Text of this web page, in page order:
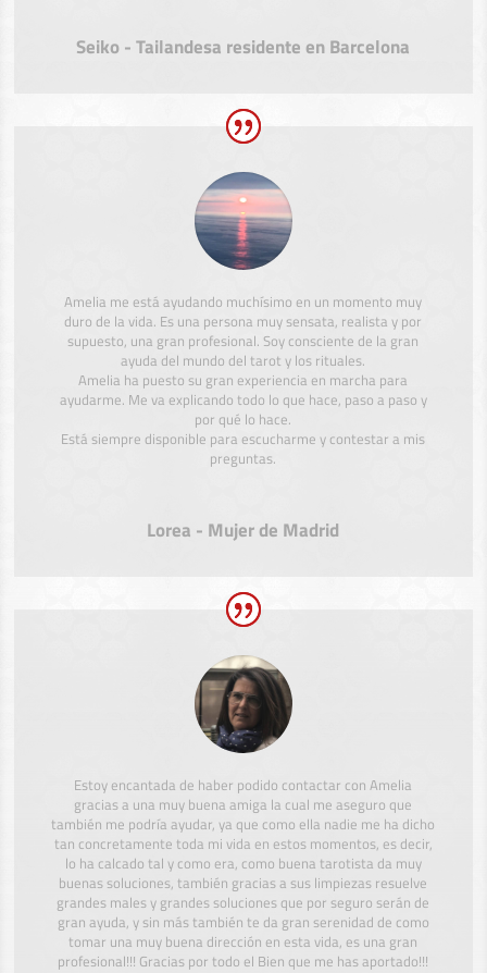
Seiko - Tailandesa residente en Barcelona
Amelia me está ayudando muchísimo en un momento muy
duro de la vida. Es una persona muy sensata, realista y por
supuesto, una gran profesional. Soy consciente de la gran
ayuda del mundo del tarot y los rituales.
Amelia ha puesto su gran experiencia en marcha para
ayudarme. Me va explicando todo lo que hace, paso a paso y
por qué lo hace.
Está siempre disponible para escucharme y contestar a mis
preguntas.
Lorea - Mujer de Madrid
Estoy encantada de haber podido contactar con Amelia
gracias a una muy buena amiga la cual me aseguro que
también me podría ayudar, ya que como ella nadie me ha dicho
tan concretamente toda mi vida en estos momentos, es decir,
lo ha calcado tal y como era, como buena tarotista da muy
buenas soluciones, también gracias a sus limpiezas resuelve
grandes males y grandes soluciones que por seguro serán de
gran ayuda, y sin más también te da gran serenidad de como
tomar una muy buena dirección en esta vida, es una gran
profesional!!! Gracias por todo el Bien que me has aportado!!!